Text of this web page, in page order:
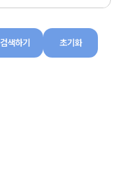
검색하기 초기화